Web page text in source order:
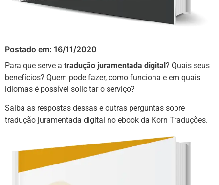
Postado em: 16/11/2020
Para que serve a tradução juramentada digital ? Quais seus
benefícios? Quem pode fazer, como funciona e em quais
idiomas é possível solicitar o serviço?
Saiba as respostas dessas e outras perguntas sobre
tradução juramentada digital no ebook da Korn Traduções.